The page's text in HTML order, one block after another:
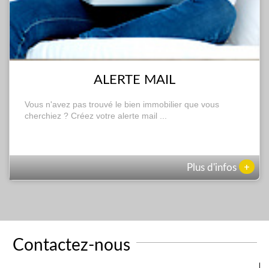
ALERTE MAIL
Vous n'avez pas trouvé le bien immobilier que vous
cherchiez ? Créez votre alerte mail ...
Plus d'infos +
Contactez-nous